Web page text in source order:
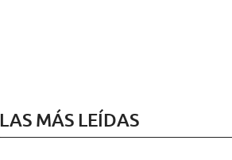
LAS MÁS LEÍDAS